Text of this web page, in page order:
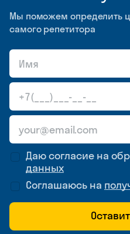
Мы поможем определить
самого репетитора
Даю согласие на
данных
Соглашаюсь на